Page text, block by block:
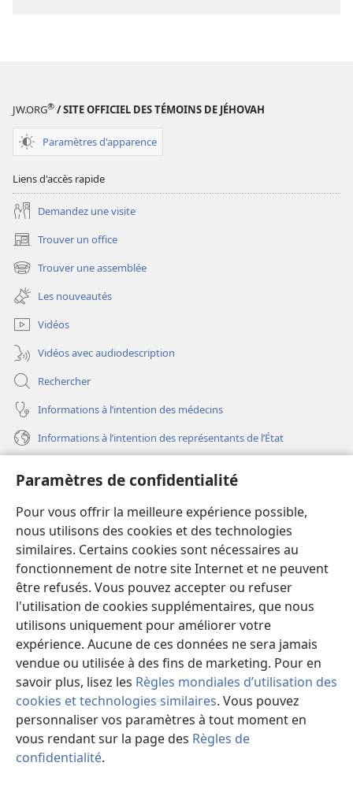
Paramètres de confidentialité
Pour vous offrir la meilleure expérience possible,
nous utilisons des cookies et des technologies
similaires. Certains cookies sont nécessaires au
fonctionnement de notre site Internet et ne peuvent
être refusés. Vous pouvez accepter ou refuser
l'utilisation de cookies supplémentaires, que nous
utilisons uniquement pour améliorer votre
expérience. Aucune de ces données ne sera jamais
vendue ou utilisée à des fins de marketing. Pour en
savoir plus, lisez les Règles mondiales d’utilisation des
cookies et technologies similaires. Vous pouvez
personnaliser vos paramètres à tout moment en
vous rendant sur la page des Règles de
confidentialité.
RÉVEILLEZ-
JW.ORG® / SITE OFFICIEL DES TÉMOINS DE JÉHOVAH
Paramètres d'apparence
Liens d'accès rapide
Demandez une visite
Trouver un office
(ouvre
une
nouvelle
fenêtre)
Trouver une assemblée
(ouvre
une
nouvelle
fenêtre)
Les nouveautés
Vidéos
Vidéos avec audiodescription
Rechercher
Informations à l’intention des médecins
Informations à l’intention des représentants de l’État
(ouvre
une
nouvelle
fenêtre)
Bibliothèque en ligne
(ouvre
une
nouvelle
fenêtre)
JW Hub®
(ouvre
une
nouvelle
fenêtre)
JW Library
Watchtower Library
Copyright© 2026 Watch Tower Bible and Tract Society of Pennsylvania.
CONDITIONS D’UTILISATION
PARAMÈTRES DE CONFIDENTIALITÉ